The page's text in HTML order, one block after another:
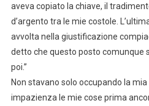
aveva copiato la chiave, il
d’argento tra le mie costole.
avvolta nella giustificazione
detto che questo posto comunque
poi.”
Non stavano solo occupando la
impazienza le mie cose prima